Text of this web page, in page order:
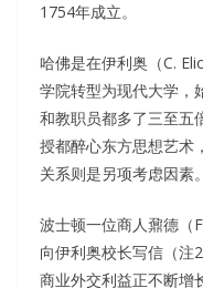
1754年成立。
哈佛是在伊利奥（C.
学院转型为现代大学，
和教职员都多了三至五
授都醉心东方思想艺术
关系则是另项考虑因素。
波士顿一位商人鼐德（
向伊利奥校长写信（注
商业外交利益正不断增